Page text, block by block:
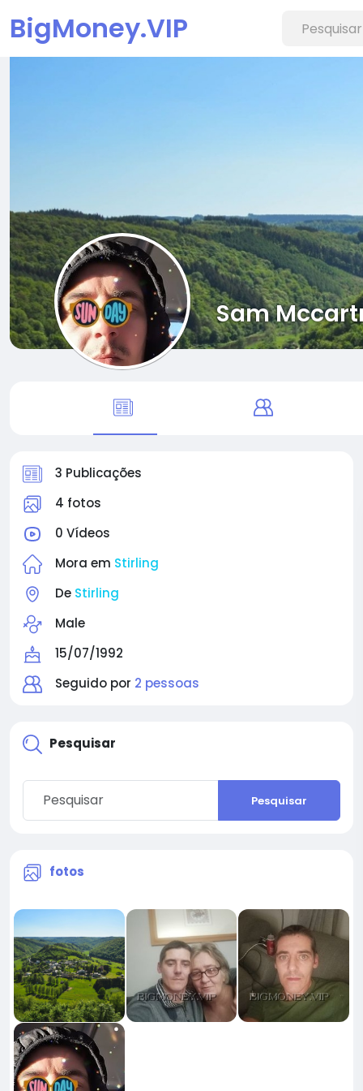
BigMoney.VIP
Sam
3 Publicações
4 fotos
0 Vídeos
Mora em Stirling
De Stirling
Male
15/07/1992
Seguido por 2 pessoas
Pesquisar
Pesquisar
fotos